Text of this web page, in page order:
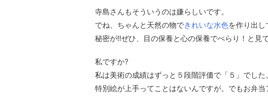
寺島さんもそういうのは嫌らしいです。
でね、ちゃんと天然の物できれいな水色を作り出
秘密が!!ぜひ、目の保養と心の保養でぺらり！と見
私ですか?
私は美術の成績はずっと５段階評価で「５」でした。
特別絵が上手ってことはないんですが。でもお弁当